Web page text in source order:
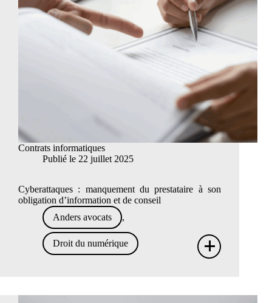
Contrats informatiques
Publié le 22 juillet 2025
Cyberattaques : manquement du prestataire à son
obligation d’information et de conseil
Anders avocats
,
Droit du numérique +